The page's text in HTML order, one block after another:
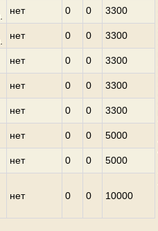
нет 0 0
3300
нет 0 0
3300
нет 0 0
3300
нет 0 0
3300
нет 0 0
3300
нет 0 0
5000
нет 0 0
5000
нет 0 0 10000